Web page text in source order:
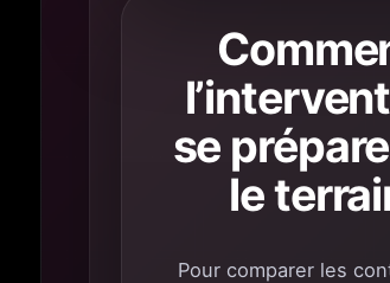
se
le
Pour comparer les